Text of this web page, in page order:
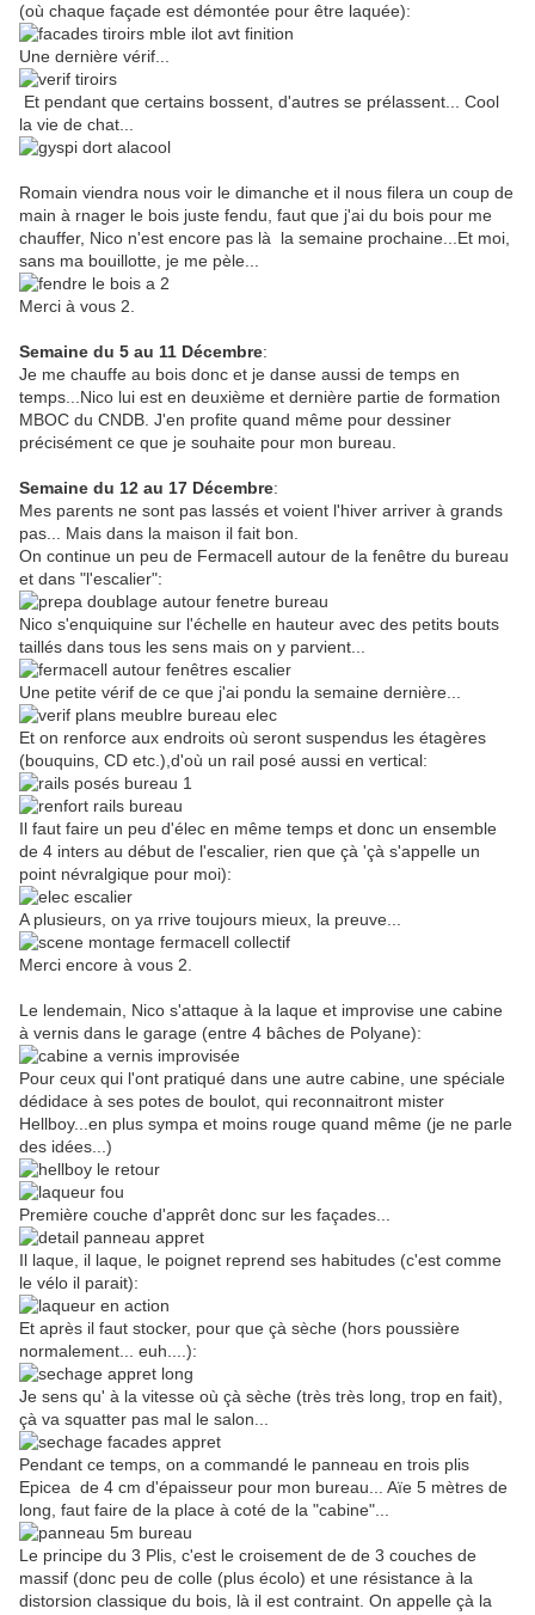
(où chaque façade est démontée pour être laquée):
Une dernière vérif...
Et pendant que certains bossent, d'autres se prélassent... Cool
la vie de chat...
Romain viendra nous voir le dimanche et il nous filera un coup de
main à rnager le bois juste fendu, faut que j'ai du bois pour me
chauffer, Nico n'est encore pas là la semaine prochaine...Et moi,
sans ma bouillotte, je me pèle...
Merci à vous 2.
Semaine du 5 au 11 Décembre:
Je me chauffe au bois donc et je danse aussi de temps en
temps...Nico lui est en deuxième et dernière partie de formation
MBOC du CNDB. J'en profite quand même pour dessiner
précisément ce que je souhaite pour mon bureau.
Semaine du 12 au 17 Décembre:
Mes parents ne sont pas lassés et voient l'hiver arriver à grands
pas... Mais dans la maison il fait bon.
On continue un peu de Fermacell autour de la fenêtre du bureau
et dans "l'escalier":
Nico s'enquiquine sur l'échelle en hauteur avec des petits bouts
taillés dans tous les sens mais on y parvient...
Une petite vérif de ce que j'ai pondu la semaine dernière...
Et on renforce aux endroits où seront suspendus les étagères
(bouquins, CD etc.),d'où un rail posé aussi en vertical:
Il faut faire un peu d'élec en même temps et donc un ensemble
de 4 inters au début de l'escalier, rien que çà 'çà s'appelle un
point névralgique pour moi):
A plusieurs, on ya rrive toujours mieux, la preuve...
Merci encore à vous 2.
Le lendemain, Nico s'attaque à la laque et improvise une cabine
à vernis dans le garage (entre 4 bâches de Polyane):
Pour ceux qui l'ont pratiqué dans une autre cabine, une spéciale
dédidace à ses potes de boulot, qui reconnaitront mister
Hellboy...en plus sympa et moins rouge quand même (je ne parle
des idées...)
Première couche d'apprêt donc sur les façades...
Il laque, il laque, le poignet reprend ses habitudes (c'est comme
le vélo il parait):
Et après il faut stocker, pour que çà sèche (hors poussière
normalement... euh....):
Je sens qu' à la vitesse où çà sèche (très très long, trop en fait),
çà va squatter pas mal le salon...
Pendant ce temps, on a commandé le panneau en trois plis
Epicea de 4 cm d'épaisseur pour mon bureau... Aïe 5 mètres de
long, faut faire de la place à coté de la "cabine"...
Le principe du 3 Plis, c'est le croisement de de 3 couches de
massif (donc peu de colle (plus écolo) et une résistance à la
distorsion classique du bois, là il est contraint. On appelle çà la